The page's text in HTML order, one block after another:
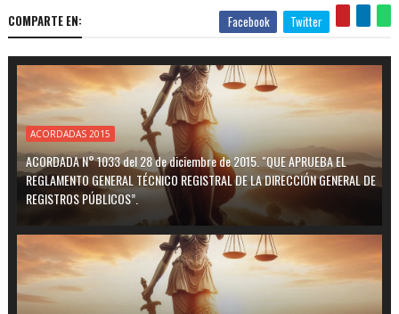
COMPARTE EN: Facebook Twitter
ACORDADAS 2015
ACORDADA N° 1033 del 28 de diciembre de 2015. "QUE APRUEBA EL
REGLAMENTO GENERAL TÉCNICO REGISTRAL DE LA DIRECCIÓN GENERAL DE
REGISTROS PÚBLICOS”.